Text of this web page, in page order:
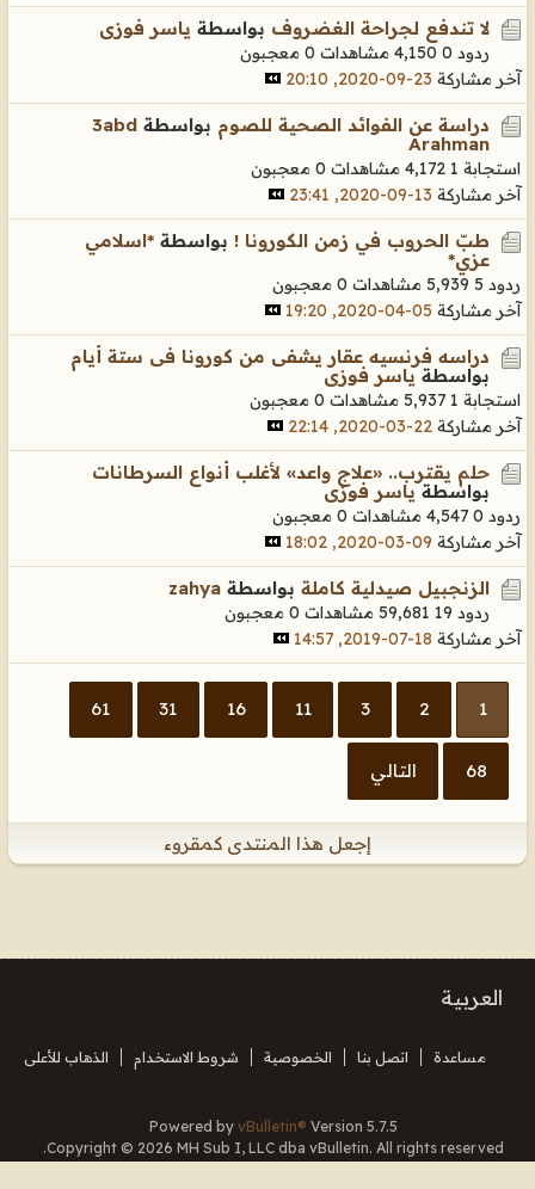
لا تندفع لجراحة الغضروف بواسطة ياسر فوزى
ردود 0 4,150 مشاهدات
0 معجبون
آخر مشاركة 23-09-2020, 20:10
دراسة عن الفوائد الصحية للصوم بواسطة 3abd
Arahman
استجابة 1 4,172 مشاهدات
0 معجبون
آخر مشاركة 13-09-2020, 23:41
طبّ الحروب في زمن الكورونا ! بواسطة *اسلامي
عزي*
ردود 5 5,939 مشاهدات
0 معجبون
آخر مشاركة 05-04-2020, 19:20
دراسه فرنسيه عقار يشفى من كورونا فى ستة أيام
بواسطةياسر فوزى
استجابة 1 5,937 مشاهدات
0 معجبون
آخر مشاركة 22-03-2020, 22:14
حلم يقترب.. «علاج واعد» لأغلب أنواع السرطانات
بواسطةياسر فوزى
ردود 0 4,547 مشاهدات
0 معجبون
آخر مشاركة 09-03-2020, 18:02
الزنجبيل صيدلية كاملة بواسطة zahya
ردود 19 59,681 مشاهدات
0 معجبون
آخر مشاركة 18-07-2019, 14:57
1
2
3
11
16
31
61
68 التالي
إجعل هذا المنتدى كمقروء
العربية
مساعدة اتصل بنا الخصوصية شروط الاستخدام الذهاب للأعلى
Powered by vBulletin® Version 5.7.5
Copyright © 2026 MH Sub I, LLC dba vBulletin. All rights reserved.